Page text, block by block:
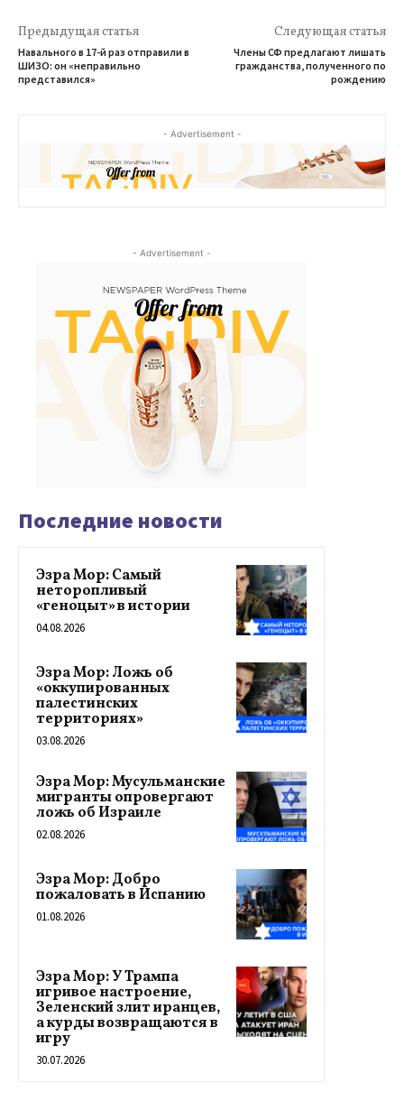
Предыдущая статья
Навального в 17-й раз отправили в
ШИЗО: он «неправильно
представился»
Следующая статья
Члены СФ предлагают лишать
гражданства, полученного по
рождению
- Advertisement -
- Advertisement -
Последние новости
Эзра Мор: Самый
неторопливый
«геноцыт» в истории
04.08.2026
Эзра Мор: Ложь об
«оккупированных
палестинских
территориях»
03.08.2026
Эзра Мор: Мусульманские
мигранты опровергают
ложь об Израиле
02.08.2026
Эзра Мор: Добро
пожаловать в Испанию
01.08.2026
Эзра Мор: У Трампа
игривое настроение,
Зеленский злит иранцев,
а курды возвращаются в
игру
30.07.2026